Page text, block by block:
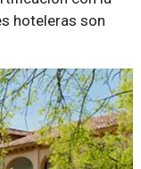
hoteleras son